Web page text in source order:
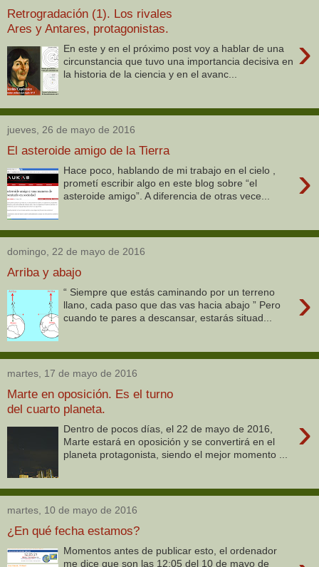
Retrogradación (1). Los rivales
Ares y Antares, protagonistas.
›
En este y en el próximo post voy a hablar de una
circunstancia que tuvo una importancia decisiva en
la historia de la ciencia y en el avanc...
jueves, 26 de mayo de 2016
El asteroide amigo de la Tierra
›
Hace poco, hablando de mi trabajo en el cielo ,
prometí escribir algo en este blog sobre “el
asteroide amigo”. A diferencia de otras vece...
domingo, 22 de mayo de 2016
Arriba y abajo
›
“ Siempre que estás caminando por un terreno
llano, cada paso que das vas hacia abajo ” Pero
cuando te pares a descansar, estarás situad...
martes, 17 de mayo de 2016
Marte en oposición. Es el turno
del cuarto planeta.
›
Dentro de pocos días, el 22 de mayo de 2016,
Marte estará en oposición y se convertirá en el
planeta protagonista, siendo el mejor momento ...
martes, 10 de mayo de 2016
¿En qué fecha estamos?
Momentos antes de publicar esto, el ordenador
me dice que son las 12:05 del 10 de mayo de